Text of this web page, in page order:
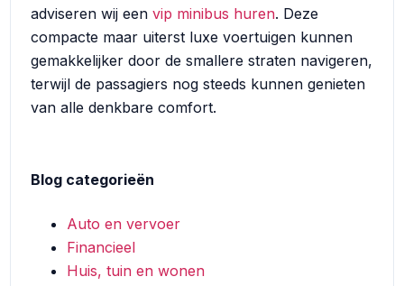
adviseren wij een vip minibus huren. Deze
compacte maar uiterst luxe voertuigen kunnen
gemakkelijker door de smallere straten navigeren,
terwijl de passagiers nog steeds kunnen genieten
van alle denkbare comfort.
Blog categorieën
Auto en vervoer
Financieel
Huis, tuin en wonen